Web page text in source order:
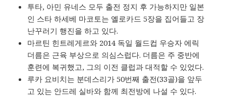
투타, 아민 유네스 모두 출전 정지 후 가능하지만 일본
인 스타 하세베 마코토는 옐로카드 5장을 집어들고 장
난꾸러기 행진을 하고 있다.
마르틴 힌트레게르와 2014 독일 월드컵 우승자 에릭
더름은 근육 부상으로 의심스럽다. 더름은 주 중반에
훈련에 복귀했고, 그의 이전 클럽과 대적할 수 있었다.
루카 요비치는 분데스리가 50번째 출전(33골)을 앞두
고 있는 안드레 실바와 함께 최전방에 나설 수 있다.